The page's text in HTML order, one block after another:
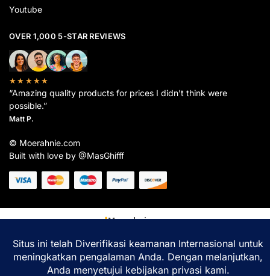
Youtube
OVER 1,000 5-STAR REVIEWS
★★★★★
“Amazing quality products for prices I didn’t think were
possible.”
Matt P.
© Moerahnie.com
Built with love by @MasGhifff
Moerahnie.com
pengalaman belanja terbaik Anda.